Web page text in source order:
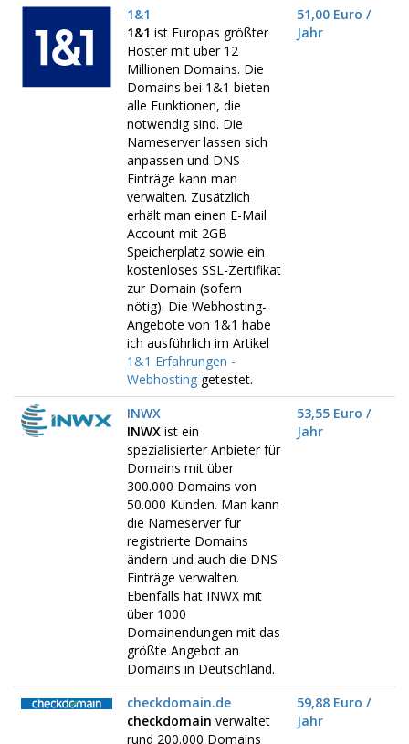
1&1
1&1 ist Europas größter
Hoster mit über 12
Millionen Domains. Die
Domains bei 1&1 bieten
alle Funktionen, die
notwendig sind. Die
Nameserver lassen sich
anpassen und DNS-
Einträge kann man
verwalten. Zusätzlich
erhält man einen E-Mail
Account mit 2GB
Speicherplatz sowie ein
kostenloses SSL-Zertifikat
zur Domain (sofern
nötig). Die Webhosting-
Angebote von 1&1 habe
ich ausführlich im Artikel
1&1 Erfahrungen -
Webhosting getestet.
51,00 Euro /
Jahr
INWX
INWX ist ein
spezialisierter Anbieter für
Domains mit über
300.000 Domains von
50.000 Kunden. Man kann
die Nameserver für
registrierte Domains
ändern und auch die DNS-
Einträge verwalten.
Ebenfalls hat INWX mit
über 1000
Domainendungen mit das
größte Angebot an
Domains in Deutschland.
53,55 Euro /
Jahr
checkdomain.de
checkdomain verwaltet
rund 200.000 Domains
59,88 Euro /
Jahr